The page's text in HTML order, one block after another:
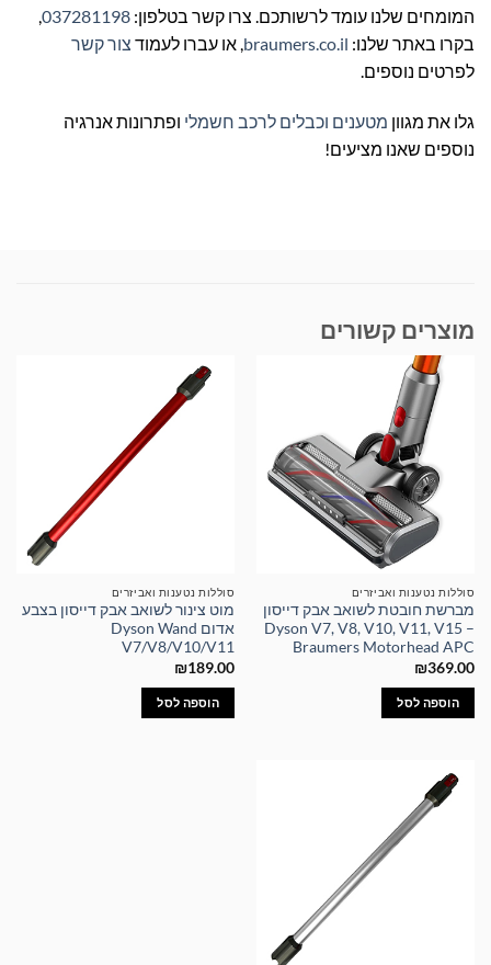
המומחים שלנו עומד לרשותכם. צרו קשר בטלפון: 037281198
,
בקרו באתר שלנו: braumers.co.il, או עברו לעמוד צור קשר
לפרטים נוספים.
גלו את מגוון מטענים וכבלים לרכב חשמלי ופתרונות אנרגיה
נוספים שאנו מציעים!
מוצרים קשורים
סוללות נטענות ואביזרים
מברשת חובטת לשואב אבק דייסון
Dyson V7, V8, V10, V11, V15 –
Braumers Motorhead APC
₪369.00
הוספה לסל
סוללות נטענות ואביזרים
מוט צינור לשואב אבק דייסון בצבע
אדום Dyson Wand
V7/V8/V10/V11
₪189.00
הוספה לסל